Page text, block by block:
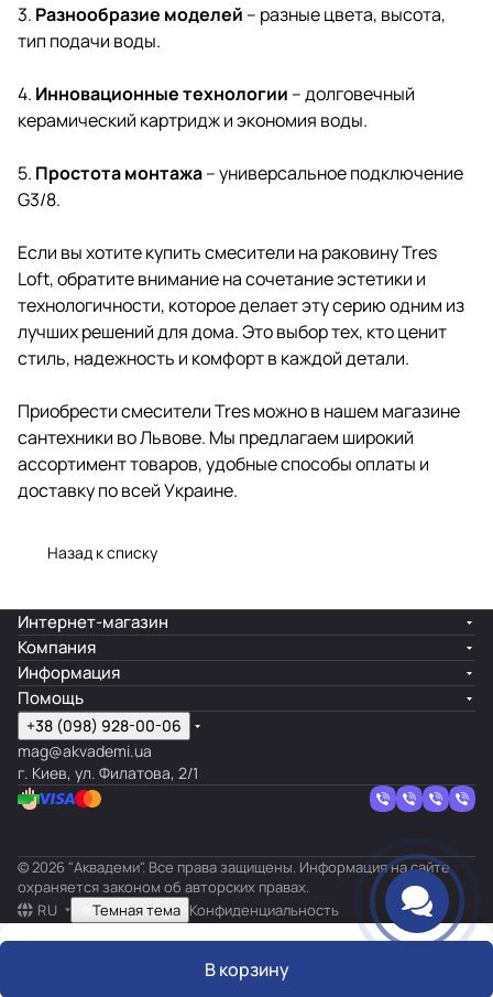
3. Разнообразие моделей – разные цвета, высота,
тип подачи воды.
4. Инновационные технологии – долговечный
керамический картридж и экономия воды.
5. Простота монтажа– универсальное подключение
G3/8.
Если вы хотитекупить смесители на раковину Tres
Loft, обратите внимание на сочетание эстетики и
технологичности, которое делает эту серию одним из
лучших решений для дома. Это выбор тех, кто ценит
стиль, надежность и комфорт в каждой детали.
Приобрести смесители Tres можно в нашем магазине
сантехники во Львове. Мы предлагаем широкий
ассортимент товаров, удобные способы оплаты и
доставку по всей Украине.
Назад к списку
В корзину
Интернет-магазин
Компания
Информация
Помощь
+38 (098) 928-00-06
mag@akvademi.ua
г. Киев, ул. Филатова, 2/1
© 2026 "Аквадеми". Все права защищены. Информация на сайте
охраняется законом об авторских правах.
RU
Темная тема Конфиденциальность